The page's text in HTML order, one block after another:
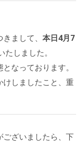
まして、 本日4月7
たしました。
なっております。
しましたこと、重
ございましたら、下